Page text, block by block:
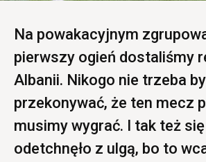
Na powakacyjnym
pierwszy ogień dostaliśmy
Albanii. Nikogo nie trzeba
przekonywać, że ten mecz
musimy wygrać. I tak też się
odetchnęło z ulgą, bo to